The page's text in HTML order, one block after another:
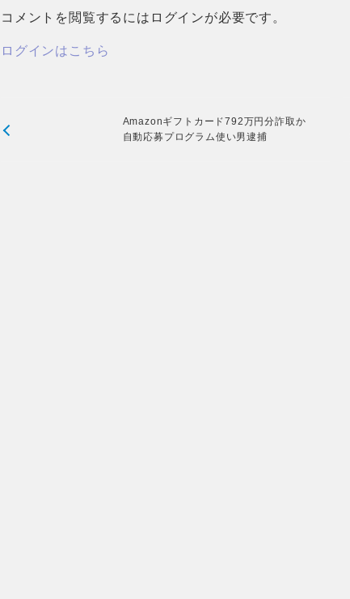
コメントを閲覧するにはログインが必要です。
ログインはこちら
Amazonギフトカード792万円分詐取か
自動応募プログラム使い男逮捕